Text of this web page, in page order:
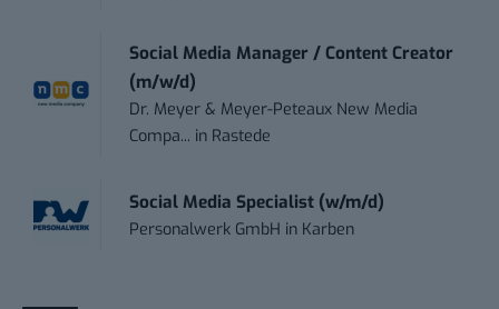
Social Media Manager / Content Creator
(m/w/d)
Dr. Meyer & Meyer-Peteaux New Media
Compa... in Rastede
Social Media Specialist (w/m/d)
Personalwerk GmbH in Karben